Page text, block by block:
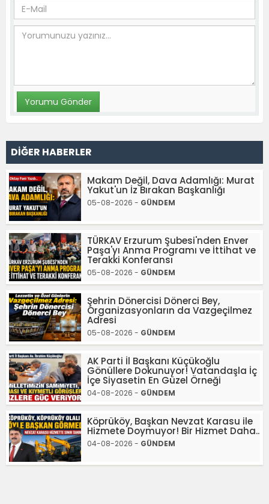
DİĞER HABERLER
Makam Değil, Dava Adamlığı: Murat
Yakut'un İz Bırakan Başkanlığı
05-08-2026 - GÜNDEM
TÜRKAV Erzurum Şubesi'nden Enver
Paşa'yı Anma Programı ve İttihat ve
Terakki Konferansı
05-08-2026 - GÜNDEM
Şehrin Dönercisi Dönerci Bey,
Organizasyonların da Vazgeçilmez
Adresi
05-08-2026 - GÜNDEM
AK Parti İl Başkanı Küçükoğlu
Gönüllere Dokunuyor! Vatandaşla İç
İçe Siyasetin En Güzel Örneği
04-08-2026 - GÜNDEM
Köprüköy, Başkan Nevzat Karasu ile
Hizmete Doymuyor! Bir Hizmet Daha..
04-08-2026 - GÜNDEM